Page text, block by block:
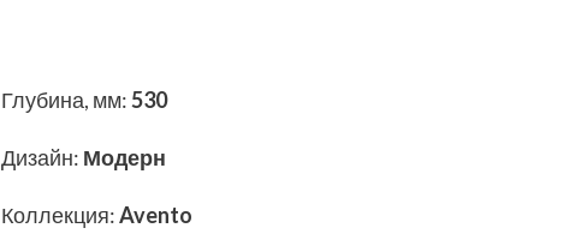
Глубина, мм:530
Дизайн: Модерн
Коллекция:Avento